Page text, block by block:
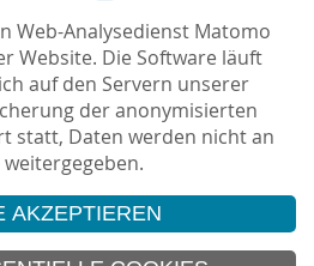
, 10.02.2016 , letzte
Vision Kino
Web-Analysedienst Matomo
Website. Die Software läuft
auf den Servern unserer
der anonymisierten
statt, Daten werden nicht an
AKZEPTIEREN